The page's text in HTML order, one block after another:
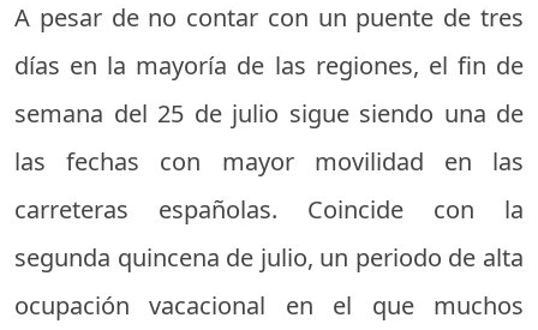
A pesar de no contar con un puente de tres
días en la mayoría de las regiones, el fin de
semana del 25 de julio sigue siendo una de
las fechas con mayor movilidad en las
carreteras españolas. Coincide con la
segunda quincena de julio, un periodo de alta
ocupación vacacional en el que muchos